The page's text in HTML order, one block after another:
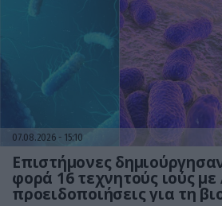
07.08.2026 15:10
Επιστήμονες
φορά 16 τεχνητούς ιούς με
προειδοποιήσεις για τη